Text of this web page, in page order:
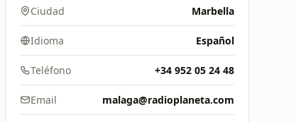
Ciudad Marbella
Idioma Español
Teléfono +34 952 05 24 48
Email malaga@radioplaneta.com